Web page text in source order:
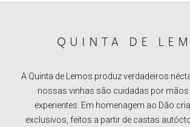
QUINTA DE
A Quinta de Lemos produz verdadeiros
nossas vinhas são cuidadas por mãos
experientes. Em homenagem ao Dão
exclusivos, feitos a partir de castas